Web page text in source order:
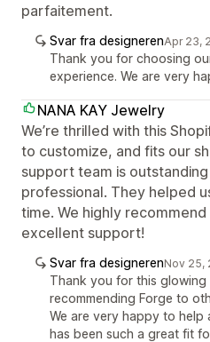
parfaitement.
Svar fra designerenApr 23,
Thank you for choosing
experience. We are very
NANA KAY Jewelry
We’re thrilled with this
to customize, and fits our
support team is
professional. They helped
time. We highly
excellent support!
Svar fra designerenNov 25,
Thank you for this
recommending Forge to
We are very happy to
has been such a great fit